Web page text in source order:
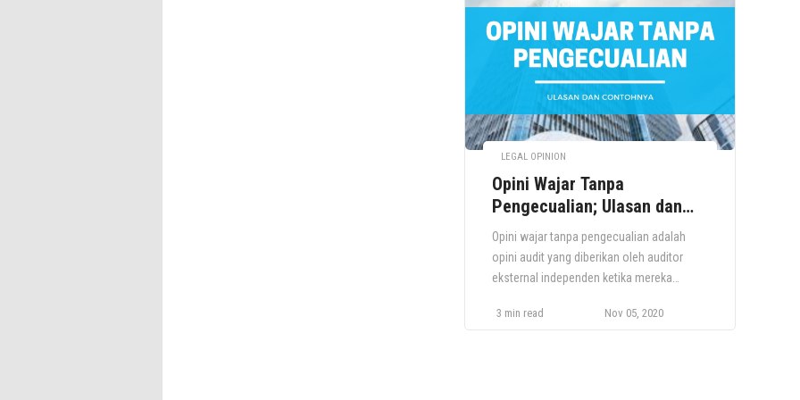
ini biasanya dilakukan oleh auditor internal
yang merupakan karyawan perusahaan.
LEGAL OPINION
Opini Wajar Tanpa
Pengecualian; Ulasan dan
Contohnya
Opini wajar tanpa pengecualian adalah
opini audit yang diberikan oleh auditor
eksternal independen ketika mereka
klien tidak mengandung salah saji
3 min read Nov 05, 2020